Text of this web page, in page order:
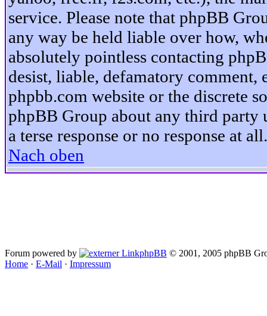
service. Please note that phpBB
any way be held liable over how,
absolutely pointless contacting
desist, liable, defamatory
phpbb.com website or the discrete
phpBB Group about any third party
a terse response or no response at all.
Nach oben
Forum powered by phpBB © 2001, 2005 phpBB
Home · E-Mail · Impressum